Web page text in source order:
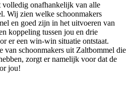
volledig onafhankelijk van alle
Wij zien welke schoonmakers
en goed zijn in het uitvoeren van
koppeling tussen jou en drie
er een win-win situatie ontstaat.
van schoonmakers uit Zaltbommel die
zorgt er namelijk voor dat de
jou!